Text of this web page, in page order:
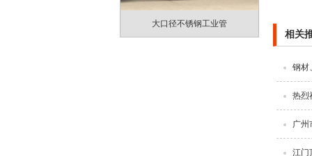
大口径不锈钢工业管
相关
钢材
热烈
广州
江门